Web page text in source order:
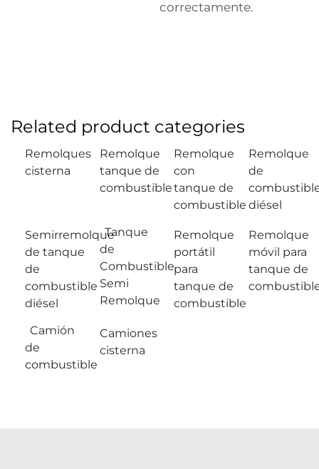
correctamente.
Related product categories
Remolques
cisterna
Remolque
tanque de
combustible
Remolque
con
tanque de
combustible
Remolque
de
diésel
Semirremolque
de tanque
de
combustible
diésel
Tanque
de
Combustible
Semi
Remolque
Remolque
portátil
para
tanque de
combustible
Remolque
móvil para
tanque de
Camión
de
combustible
Camiones
cisterna